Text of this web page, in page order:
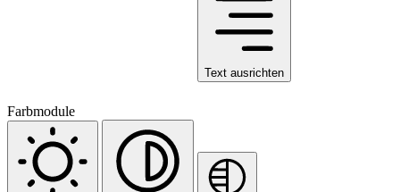
Text ausrichten
Farbmodule